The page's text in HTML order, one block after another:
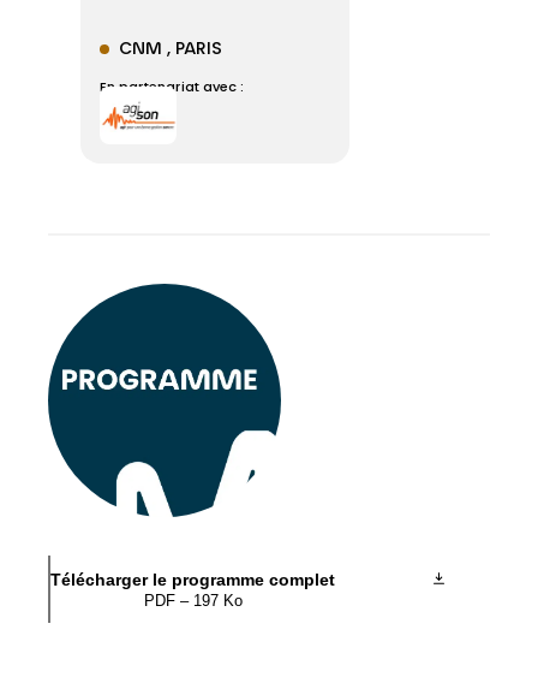
CNM , PARIS
En partenariat avec :
Télécharger le programme complet
PDF – 197 Ko